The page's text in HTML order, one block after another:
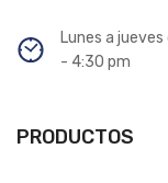
Lunes a
- 4:30 pm
PRODUCTOS